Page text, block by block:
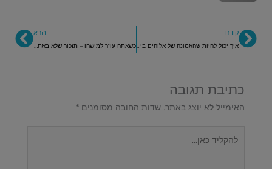
קודם
קודם הבא
כתיבת תגובה
האימייל לא יוצג באתר. שדות החובה מסומנים *
כאן...